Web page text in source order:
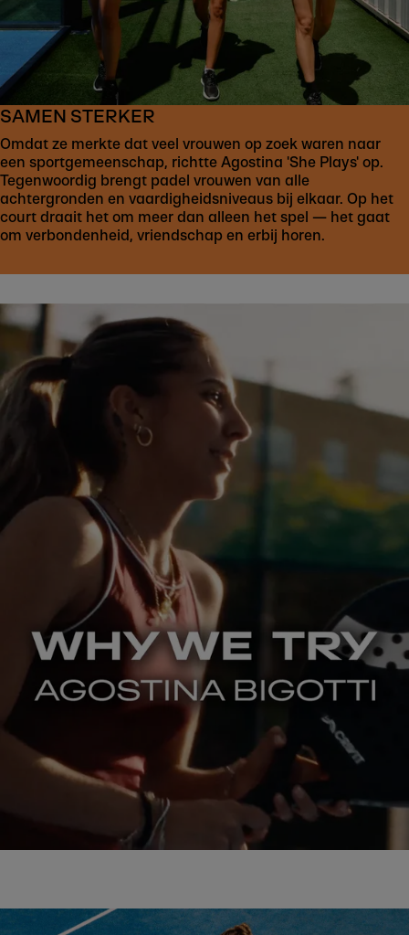
SAMEN STERKER
Omdat ze merkte dat veel vrouwen op zoek waren naar
een sportgemeenschap, richtte Agostina 'She Plays' op.
Tegenwoordig brengt padel vrouwen van alle
achtergronden en vaardigheidsniveaus bij elkaar. Op het
court draait het om meer dan alleen het spel — het gaat
om verbondenheid, vriendschap en erbij horen.